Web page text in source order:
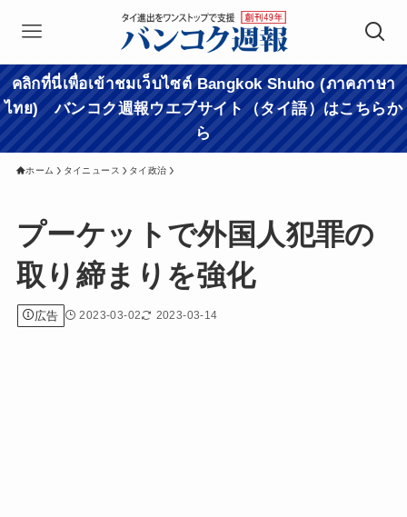
คลิกที่นี่เพื่อเข้าชมเว็บไซต์ Bangkok Shuho (ภาคภาษา
ไทย) バンコク週報ウエブサイト（タイ語）はこちらか
ら
ホーム タイニュース タイ政治
プーケットで外国人犯罪の
取り締まりを強化
広告 2023-03-02 2023-03-14